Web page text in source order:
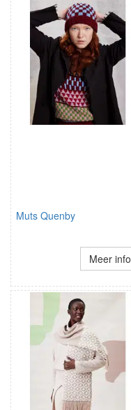
Muts Quenby
Meer info